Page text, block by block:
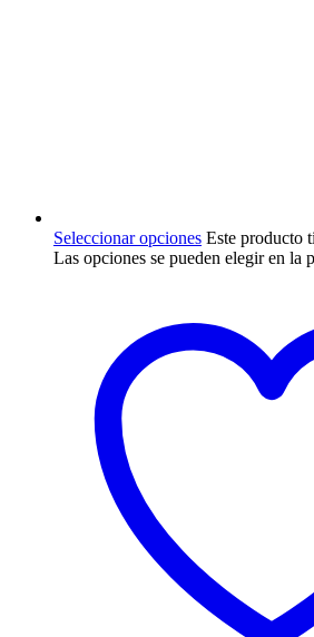
Seleccionar opciones Este producto
Las opciones se pueden elegir en la